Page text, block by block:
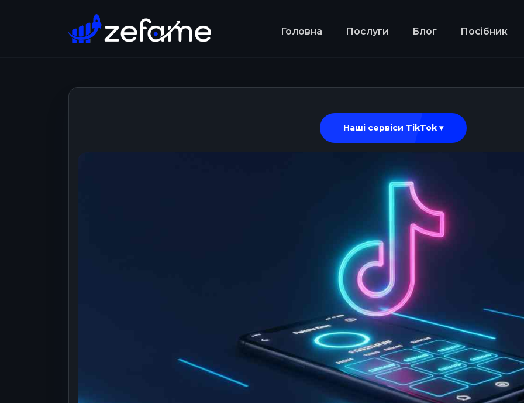
Головна Послуги Блог Посібник
Наші сервіси TikTok ▾